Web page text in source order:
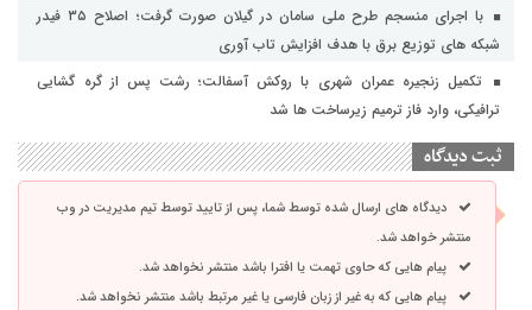
با اجرای منسجم طرح ملی سامان در گیلان صورت گرفت؛ اصلاح ۳۵ فیدر
شبکه های توزیع برق با هدف افزایش تاب آوری
تکمیل زنجیره عمران شهری با روکش آسفالت؛ رشت پس از گره گشایی
ترافیکی، وارد فاز ترمیم زیرساخت ها شد
ثبت دیدگاه
دیدگاه های ارسال شده توسط شما، پس از تایید توسط تیم مدیریت در وب
منتشر خواهد شد.
پیام هایی که حاوی تهمت یا افترا باشد منتشر نخواهد شد.
پیام هایی که به غیر از زبان فارسی یا غیر مرتبط باشد منتشر نخواهد شد.